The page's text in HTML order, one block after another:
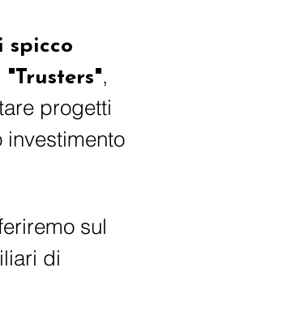
spicco
,
progetti
sul
di